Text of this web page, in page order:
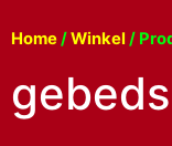
Home/Winkel /